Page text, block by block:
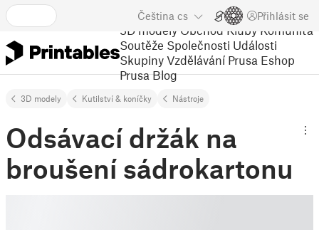
Čeština cs Přihlásit se
3D modely Obchod Kluby Komunita
Soutěže Společnosti Události
Skupiny Vzdělávání Prusa Eshop
Prusa Blog
3D modely Kutilství & koníčky Nástroje
Odsávací držák na
broušení sádrokartonu